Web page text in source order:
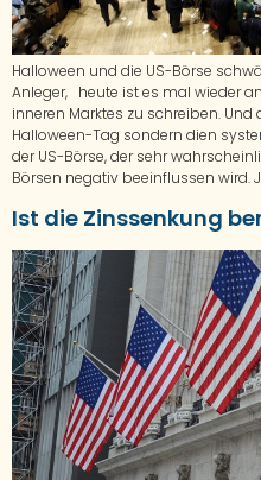
Halloween und die US-Börse
Anleger, heute ist es mal wieder
inneren Marktes zu schreiben.
Halloween-Tag sondern dien
der US-Börse, der sehr
Börsen negativ beeinflussen wird.
Ist die Zinssenkung